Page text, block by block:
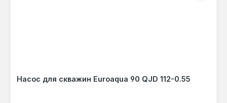
Насос для скважин Euroaqua 90 QJD 112-0.55